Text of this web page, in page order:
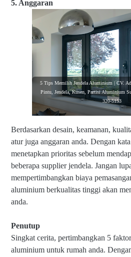
5. Anggaran
5 Tips Memilih Jendela Aluminium | CV.
Pintu, Jendela, Kusen, Partisi Aluminium
320-5153
Berdasarkan desain, keamanan,
atur juga anggaran anda. Dengan
menetapkan prioritas sebelum
beberapa supplier jendela. Jangan
mempertimbangkan biaya
aluminium berkualitas tinggi akan
anda.
Penutup
Singkat cerita, pertimbangkan 5
aluminium untuk rumah anda.